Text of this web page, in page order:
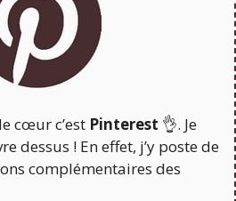
cœur c’est Pinterest 👌. Je
dessus ! En effet, j’y poste de
complémentaires des